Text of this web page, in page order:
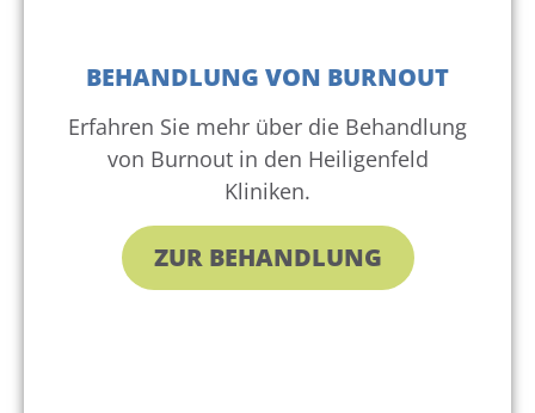
BEHANDLUNG VON BURNOUT
Erfahren Sie mehr über die Behandlung
von Burnout in den Heiligenfeld
Kliniken.
ZUR BEHANDLUNG